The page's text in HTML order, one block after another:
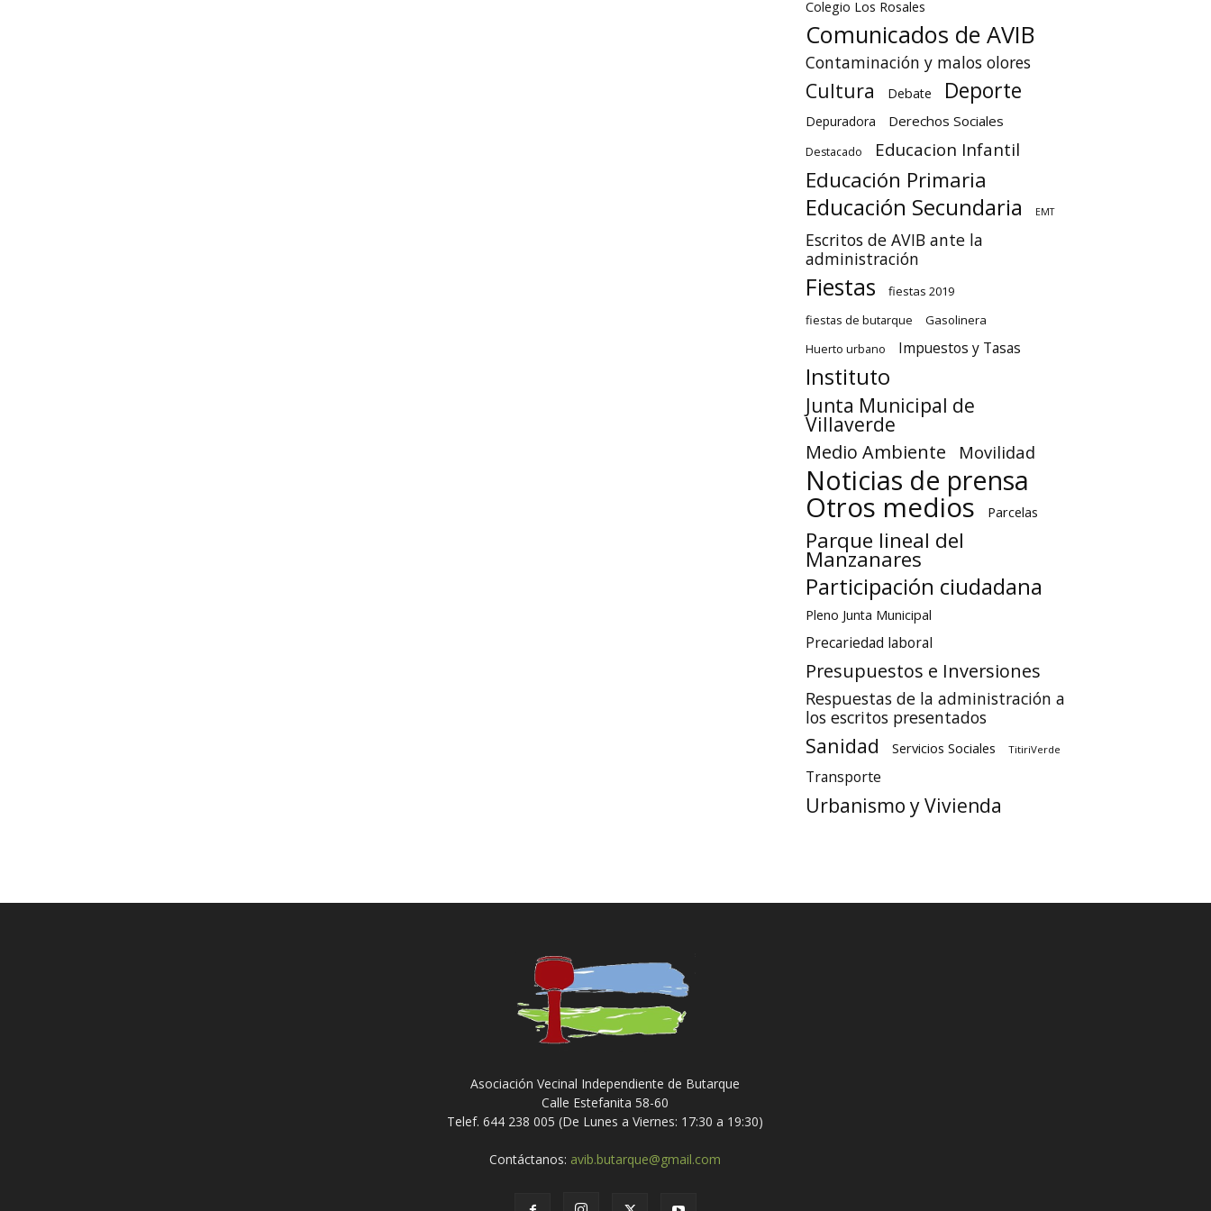
Colegio Los Rosales
Comunicados de AVIB
Contaminación y malos olores
Cultura Debate Deporte
Depuradora Derechos Sociales
Destacado Educacion Infantil
Educación Primaria
Educación Secundaria EMT
Escritos de AVIB ante la
administración
Fiestas
fiestas 2019
fiestas de butarque
Gasolinera
Huerto urbano Impuestos y Tasas
Instituto
Junta Municipal de
Villaverde
Medio Ambiente Movilidad
Noticias de prensa
Otros medios Parcelas
Parque lineal del
Manzanares
Participación ciudadana
Pleno Junta Municipal
Precariedad laboral
Presupuestos e Inversiones
Respuestas de la administración a
los escritos presentados
Sanidad Servicios Sociales TitiriVerde
Transporte
Urbanismo y Vivienda
Asociación Vecinal Independiente de Butarque
Calle Estefanita 58-60
Telef. 644 238 005 (De Lunes a Viernes: 17:30 a 19:30)
Contáctanos: avib.butarque@gmail.com